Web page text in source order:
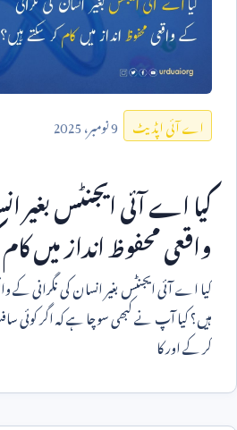
اے آئی اپڈیٹ 9نومبر،2025
کیا اے آئی ایجنٹس بغیر
واقعی محفوظ انداز میں
کیا اے آئی ایجنٹس بغیر انسان کی نگرانی کے
ہیں؟ کیا آپ نے کبھی سوچا ہے کہ اگر
کر کے اور کا